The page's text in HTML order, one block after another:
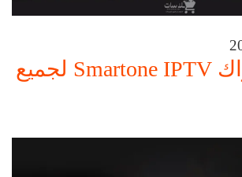
تفعيل اشتراك Smartone IPTV لجميع